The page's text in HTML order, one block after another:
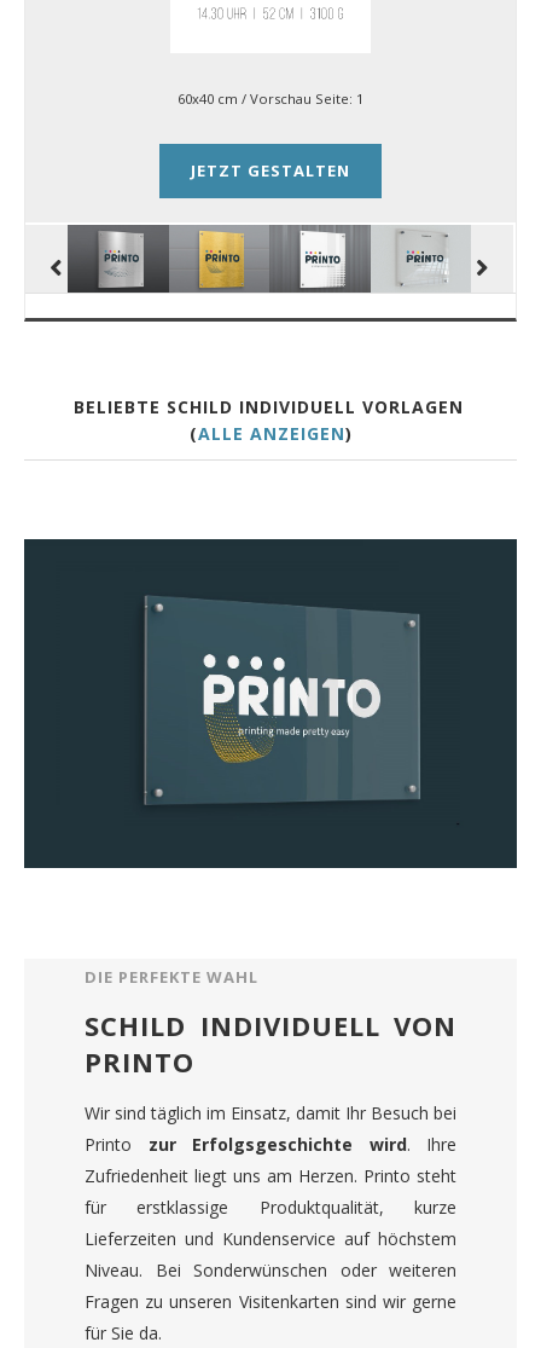
60x40 cm / Vorschau Seite: 1
JETZT GESTALTEN
BELIEBTE SCHILD INDIVIDUELL VORLAGEN
(ALLE ANZEIGEN)
DIE PERFEKTE WAHL
SCHILD INDIVIDUELL VON
PRINTO
Wir sind täglich im Einsatz, damit Ihr Besuch bei
Printo zur Erfolgsgeschichte wird. Ihre
Zufriedenheit liegt uns am Herzen. Printo steht
für erstklassige Produktqualität, kurze
Lieferzeiten und Kundenservice auf höchstem
Niveau. Bei Sonderwünschen oder weiteren
Fragen zu unseren Visitenkarten sind wir gerne
für Sie da.